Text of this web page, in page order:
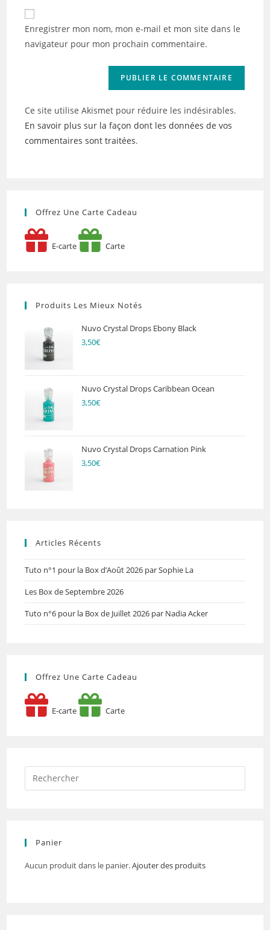
comment
de
votre
(facultatif)
Enregistrer mon nom, mon e-mail et mon site dans le
navigateur pour mon prochain commentaire.
Ce site utilise Akismet pour réduire les indésirables.
En savoir plus sur la façon dont les données de vos
commentaires sont traitées.
Offrez Une Carte Cadeau
E-carte Carte
Produits Les Mieux Notés
Nuvo Crystal Drops Ebony Black
3,50€
Nuvo Crystal Drops Caribbean Ocean
3,50€
Nuvo Crystal Drops Carnation Pink
3,50€
Articles Récents
Tuto n°1 pour la Box d’Août 2026 par Sophie La
Les Box de Septembre 2026
Tuto n°6 pour la Box de Juillet 2026 par Nadia Acker
Offrez Une Carte Cadeau
E-carte Carte
Panier
Aucun produit dans le panier.Ajouter des produits